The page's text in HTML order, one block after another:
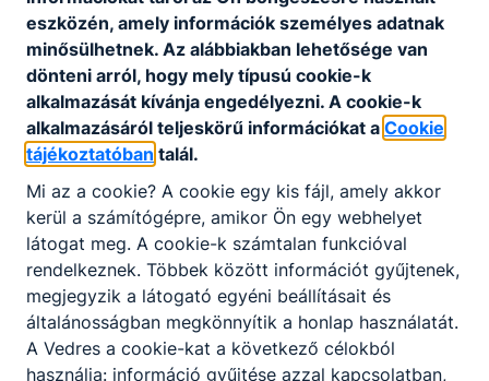
elbírálás alapján értesített pályázók
személyes beszélgetésen vesznek részt az
intézmény székhelyén. Az alkalmazásról az
igazgató javaslata alapján a Szegedi
Szakképzési Centrum főigazgatója dönt. Az
állás betöltésekor a hatályos jogszabályok
szerint jogviszony létesítésekor próbaidő
kikötése kötelező. A munkáltató fenntartja
magának a visszavonás, valamint a pályázati
eljárás eredménytelenné nyilvánításának
jogát.
Részletek, jelentkezés
Jelentkezési határidő
2026. augusztus 13.
Teljes munkaidő
Munkavégzés helye
Szegedi SZC Vedres István Technikum
eszközén, amely információk személyes adatnak
minősülhetnek. Az alábbiakban lehetősége van
dönteni arról, hogy mely típusú cookie-k
alkalmazását kívánja engedélyezni. A cookie-k
alkalmazásáról teljeskörű információkat a Cookie
tájékoztatóban talál.
Mi az a cookie? A cookie egy kis fájl, amely akkor
kerül a számítógépre, amikor Ön egy webhelyet
látogat meg. A cookie-k számtalan funkcióval
rendelkeznek. Többek között információt gyűjtenek,
megjegyzik a látogató egyéni beállításait és
általánosságban megkönnyítik a honlap használatát.
A Vedres a cookie-kat a következő célokból
használja: információ gyűjtése azzal kapcsolatban,